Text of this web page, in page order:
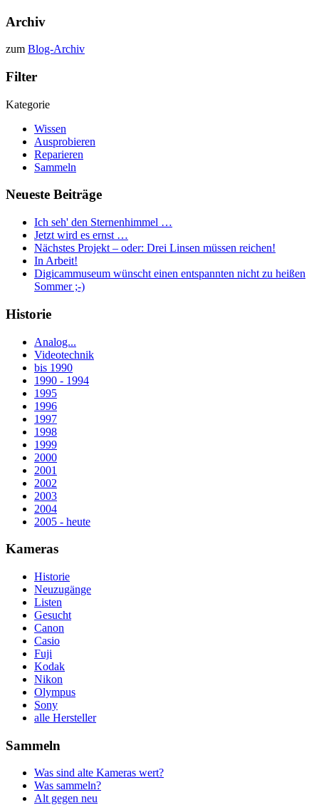
Archiv
zum Blog-Archiv
Filter
Kategorie
Wissen
Ausprobieren
Reparieren
Sammeln
Neueste Beiträge
Ich seh' den Sternenhimmel …
Jetzt wird es ernst …
Nächstes Projekt – oder: Drei Linsen müssen reichen!
In Arbeit!
Digicammuseum wünscht einen entspannten nicht zu heißen
Sommer ;-)
Historie
Analog...
Videotechnik
bis 1990
1990 - 1994
1995
1996
1997
1998
1999
2000
2001
2002
2003
2004
2005 - heute
Kameras
Historie
Neuzugänge
Listen
Gesucht
Canon
Casio
Fuji
Kodak
Nikon
Olympus
Sony
alle Hersteller
Sammeln
Was sind alte Kameras wert?
Was sammeln?
Alt gegen neu